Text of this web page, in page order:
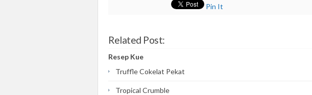
Pin It
Related Post:
Resep Kue
Truffle Cokelat Pekat
Tropical Crumble